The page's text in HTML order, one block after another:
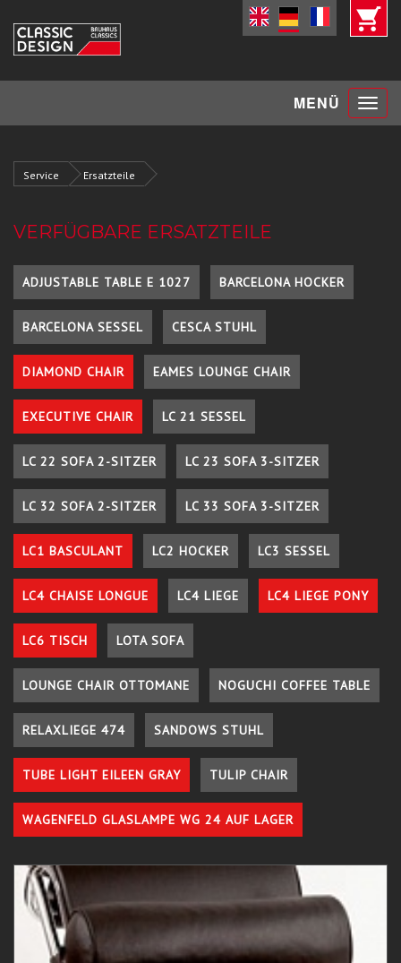
MENÜ Toggle
Service Ersatzteile
VERFÜGBARE ERSATZTEILE
ADJUSTABLE TABLE E 1027 BARCELONA HOCKER
BARCELONA SESSEL CESCA STUHL
DIAMOND CHAIR EAMES LOUNGE CHAIR
EXECUTIVE CHAIR LC 21 SESSEL
LC 22 SOFA 2-SITZER LC 23 SOFA 3-SITZER
LC 32 SOFA 2-SITZER LC 33 SOFA 3-SITZER
LC1 BASCULANT LC2 HOCKER LC3 SESSEL
LC4 CHAISE LONGUE LC4 LIEGE LC4 LIEGE PONY
LC6 TISCH LOTA SOFA
LOUNGE CHAIR OTTOMANE NOGUCHI COFFEE TABLE
RELAXLIEGE 474 SANDOWS STUHL
TUBE LIGHT EILEEN GRAY TULIP CHAIR
WAGENFELD GLASLAMPE WG 24 AUF LAGER